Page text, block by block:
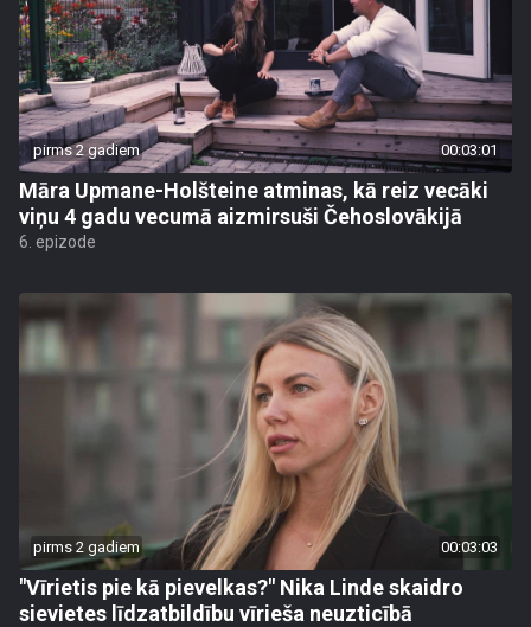
pirms 2 gadiem 00:03:01
Māra Upmane-Holšteine atminas, kā reiz vecāki
viņu 4 gadu vecumā aizmirsuši Čehoslovākijā
6. epizode
pirms 2 gadiem 00:03:03
"Vīrietis pie kā pievelkas?" Nika Linde skaidro
sievietes līdzatbildību vīrieša neuzticībā